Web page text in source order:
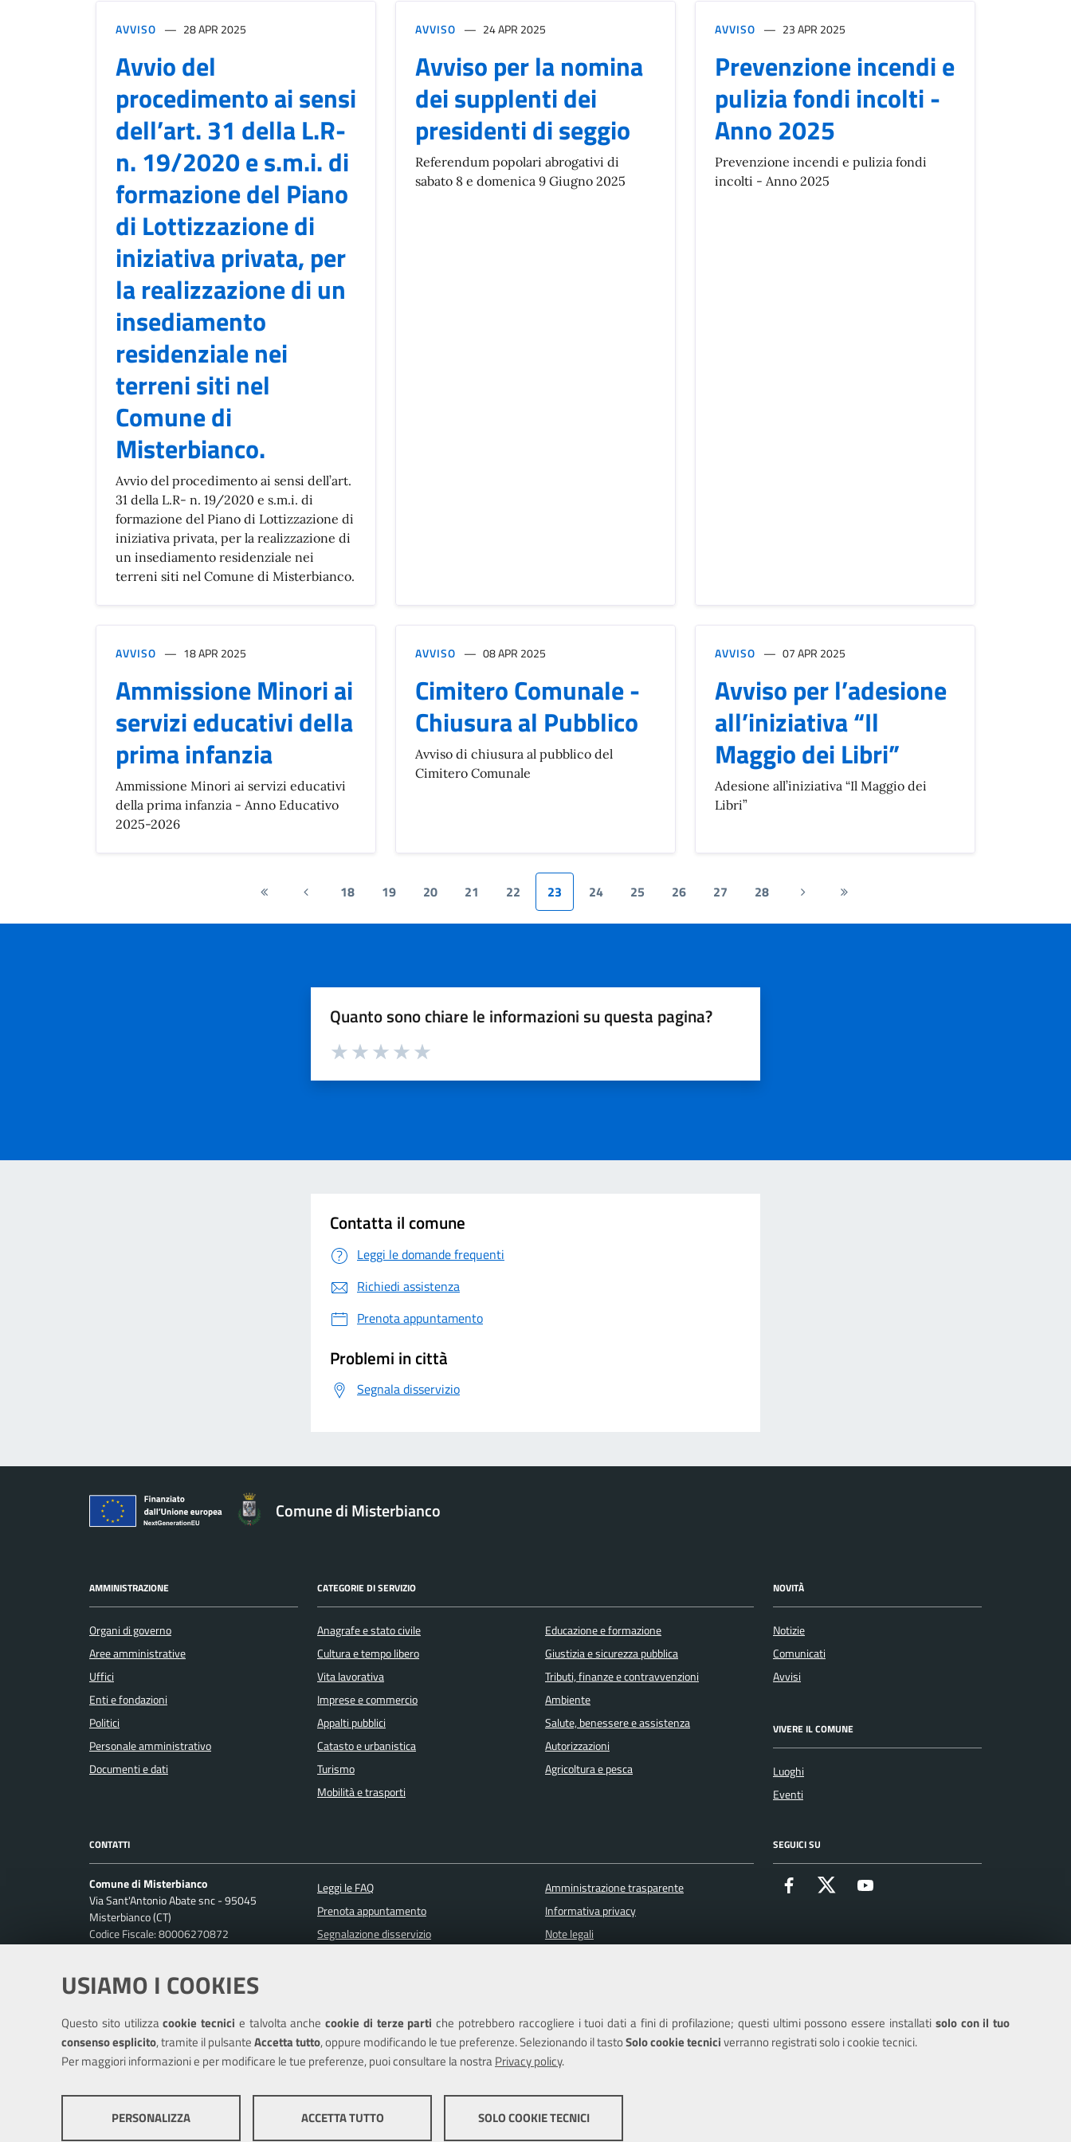
USIAMO I COOKIES
Questo sito utilizzacookie tecnici e talvolta anchecookie di terze parti che potrebbero raccogliere i tuoi dati a fini di profilazione; questi ultimi possono essere installati solo con il tuo
consenso esplicito, tramite il pulsanteAccetta tutto, oppure modificando le tue preferenze. Selezionando il tastoSolo cookie tecniciverranno registrati solo i cookie tecnici.
Per maggiori informazioni e per modificare le tue preferenze, puoi consultare la nostraPrivacy policy.
COOKIE TECNICI COOKIE DI PROFILAZIONE
PERSONALIZZA ACCETTA TUTTO SOLO COOKIE TECNICI
AVVISO 28 APR 2025
Avvio del
procedimento ai sensi
dell’art. 31 della L.R-
n. 19/2020 e s.m.i. di
formazione del Piano
di Lottizzazione di
iniziativa privata, per
la realizzazione di un
insediamento
residenziale nei
terreni siti nel
Comune di
Misterbianco.
Avvio del procedimento ai sensi dell’art.
31 della L.R- n. 19/2020 e s.m.i. di
formazione del Piano di Lottizzazione di
iniziativa privata, per la realizzazione di
un insediamento residenziale nei
terreni siti nel Comune di Misterbianco.
AVVISO 24 APR 2025
Avviso per la nomina
dei supplenti dei
presidenti di seggio
Referendum popolari abrogativi di
sabato 8 e domenica 9 Giugno 2025
AVVISO 23 APR 2025
Prevenzione incendi e
pulizia fondi incolti -
Anno 2025
Prevenzione incendi e pulizia fondi
incolti - Anno 2025
AVVISO 18 APR 2025
Ammissione Minori ai
servizi educativi della
prima infanzia
Ammissione Minori ai servizi educativi
della prima infanzia - Anno Educativo
2025-2026
AVVISO 08 APR 2025
Cimitero Comunale -
Chiusura al Pubblico
Avviso di chiusura al pubblico del
Cimitero Comunale
AVVISO 07 APR 2025
Avviso per l’adesione
all’iniziativa “Il
Maggio dei Libri”
Adesione all’iniziativa “Il Maggio dei
Libri”
Prima
pagina
Pagina
precedente
18 19 20 21 22 23 24 25 26 27 28
Pagina
successiva
Ultima
pagina
Quanto sono chiare le informazioni su questa pagina?
Contatta il comune
Leggi le domande frequenti
Richiedi assistenza
Prenota appuntamento
Problemi in città
Segnala disservizio
Comune di Misterbianco
AMMINISTRAZIONE
Organi di governo
Aree amministrative
Uffici
Enti e fondazioni
Politici
Personale amministrativo
Documenti e dati
CATEGORIE DI SERVIZIO
Anagrafe e stato civile
Cultura e tempo libero
Vita lavorativa
Imprese e commercio
Appalti pubblici
Catasto e urbanistica
Turismo
Mobilità e trasporti
Educazione e formazione
Giustizia e sicurezza pubblica
Tributi, finanze e contravvenzioni
Ambiente
Salute, benessere e assistenza
Autorizzazioni
Agricoltura e pesca
NOVITÀ
Notizie
Comunicati
Avvisi
VIVERE IL COMUNE
Luoghi
Eventi
CONTATTI
Comune di Misterbianco
Via Sant'Antonio Abate snc - 95045
Misterbianco (CT)
Codice Fiscale: 80006270872
Ufficio Relazioni con il Pubblico
protocollo.misterbianco@pec.it
Centralino unico: 095-7556200
Leggi le FAQ
Prenota appuntamento
Segnalazione disservizio
Amministrazione trasparente
Informativa privacy
Note legali
SEGUICI SU
Facebook